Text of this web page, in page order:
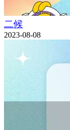
二候
2023-08-08